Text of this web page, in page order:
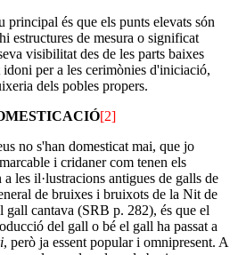
és que els punts elevats són
estructures de mesura o significat
visibilitat des de les parts baixes
per a les cerimònies d'iniciació,
dels pobles propers.
[2]
no s'han domesticat mai, que jo
i cridaner com tenen els
les il·lustracions antigues de galls de
de bruixes i bruixots de la Nit de
gall cantava (SRB p. 282), és que el
del gall o bé el gall ha passat a
, però ja essent popular i omnipresent. A